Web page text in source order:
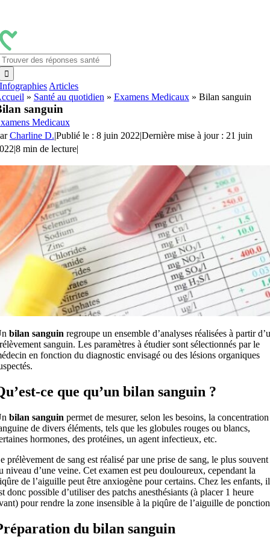
contenu
Infographies Articles
» Santé au quotidien » Examens Medicaux» Bilan sanguin
sanguin
Medicaux
Charline D.|Publié le : 8 juin 2022|Dernière mise à jour : 21 juin
|8 min de lecture|
bilan sanguin regroupe un ensemble d’analyses réalisées à partir
sanguin. Les paramètres à étudier sont sélectionnés par le
en fonction du diagnostic envisagé ou des lésions organiques
ce que qu’un bilan sanguin ?
bilan sanguin permet de mesurer, selon les besoins, la concentration
de divers éléments, tels que les globules rouges ou blancs,
hormones, des protéines, un agent infectieux, etc.
prélèvement de sang est réalisé par une prise de sang, le plus souvent
niveau d’une veine. Cet examen est peu douloureux, cependant la
de l’aiguille peut être anxiogène pour certains. Chez les enfants, il
donc possible d’utiliser des patchs anesthésiants (à placer 1 heure
pour rendre la zone insensible à la piqûre de l’aiguille de
du bilan sanguin